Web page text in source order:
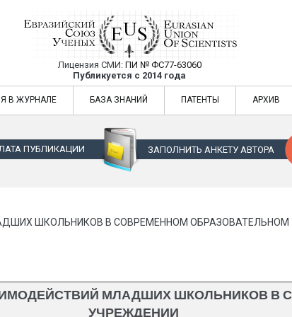
Союз Ученых —
Лицензия СМИ: ПИ № ФС77-63060
Публикуется с 2014 года
Союз Ученых — публикация научных статей в
В ЖУРНАЛЕ БАЗА ЗНАНИЙ ПАТЕНТЫ АРХИВ
ПУБЛИКАЦИИ ЗАПОЛНИТЬ АНКЕТУ АВТОРА
ШКОЛЬНИКОВ В СОВРЕМЕННОМ ОБРАЗОВАТЕЛЬНОМ
МЛАДШИХ ШКОЛЬНИКОВ В